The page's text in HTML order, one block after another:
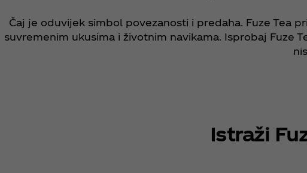
Čaj je oduvijek simbol povezanosti i predaha. Fuze Tea
suvremenim ukusima i životnim navikama. Isprobaj Fuze
Istraži